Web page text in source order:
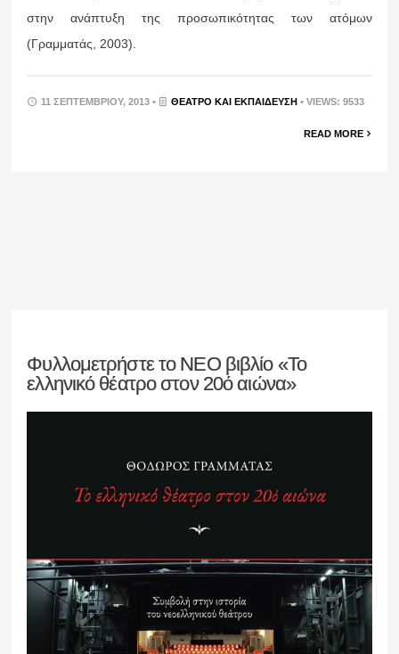
στην ανάπτυξη της προσωπικότητας των ατόμων
(Γραμματάς, 2003).
11 ΣΕΠΤΕΜΒΡΊΟΥ, 2013 • ΘΈΑΤΡΟ ΚΑΙ ΕΚΠΑΊΔΕΥΣΗ • VIEWS: 9533
READ MORE
Φυλλομετρήστε το ΝΕΟ βιβλίο «Το
ελληνικό θέατρο στον 20ό αιώνα»